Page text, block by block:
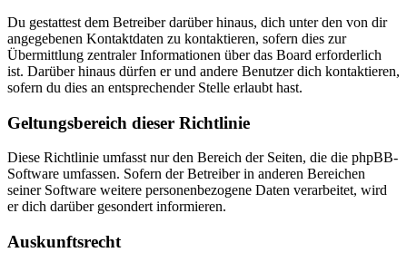
Du gestattest dem Betreiber darüber hinaus, dich unter den von dir
angegebenen Kontaktdaten zu kontaktieren, sofern dies zur
Übermittlung zentraler Informationen über das Board erforderlich
ist. Darüber hinaus dürfen er und andere Benutzer dich kontaktieren,
sofern du dies an entsprechender Stelle erlaubt hast.
Geltungsbereich dieser Richtlinie
Diese Richtlinie umfasst nur den Bereich der Seiten, die die phpBB-
Software umfassen. Sofern der Betreiber in anderen Bereichen
seiner Software weitere personenbezogene Daten verarbeitet, wird
er dich darüber gesondert informieren.
Auskunftsrecht